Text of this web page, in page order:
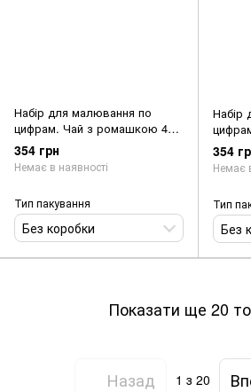
Набір для малювання по
цифрам. Чай з ромашкою 40 х
50 см (без коробки)
354 грн
Немає в наявності
Тип пакування
Без коробки
Набір
см
354
Немає
Тип
Без
Показати ще 20
Назад 1 з 20